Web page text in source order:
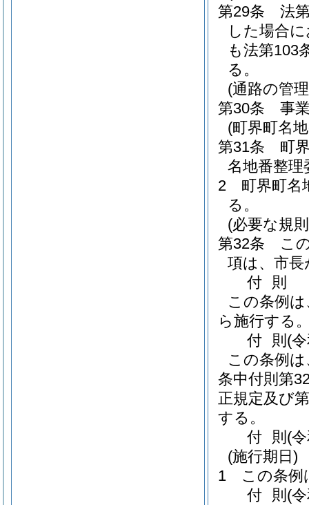
第29条
法
した場合
も法第103
る。
(通路の管
第30条
事
(町界町名
第31条
町
名地番整
2
町界町名
る。
(必要な規
第32条
こ
項は、市
付 則
この条例
ら施行する
付 則 (
この条例
条中付則第
正規定及び
する。
付 則 (
(施行期日)
1
この条例
付 則 (